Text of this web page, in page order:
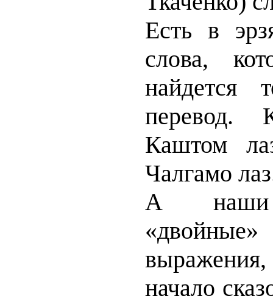
Есть в
слова,
найдется
перевод.
Каштом
Чалгамо
А наши
начало